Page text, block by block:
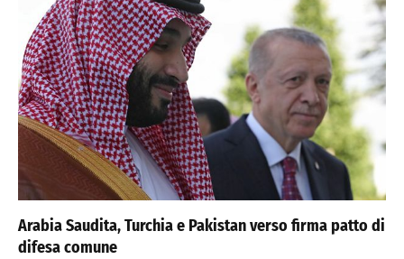
Arabia Saudita, Turchia e Pakistan verso firma patto di
difesa comune